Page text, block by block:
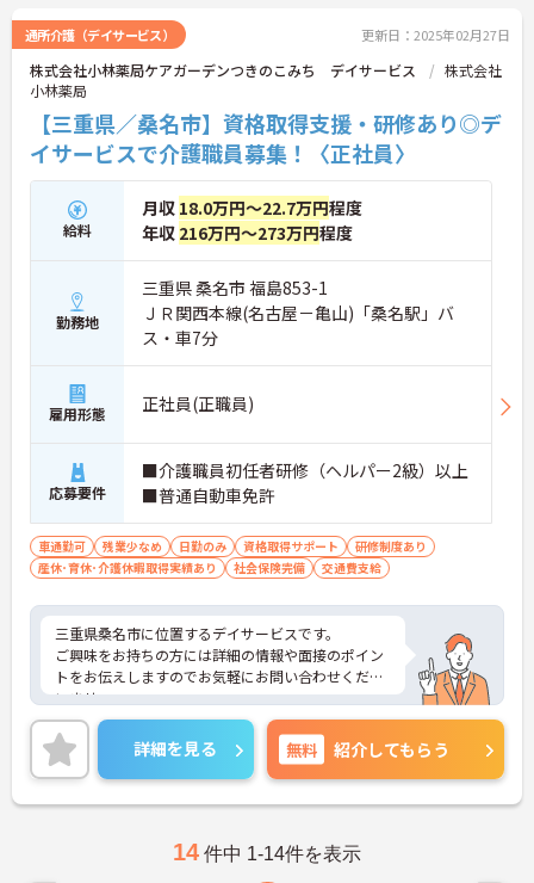
通所介護（デイサービス） 更新日：2025年02月27日
株式会社小林薬局ケアガーデンつきのこみち デイサービス
株式会社
小林薬局
【三重県／桑名市】資格取得支援・研修あり◎デ
イサービスで介護職員募集！〈正社員〉
給料
月収 18.0万円～22.7万円程度
年収 216万円～273万円程度
勤務地
三重県 桑名市 福島853-1
ＪＲ関西本線(名古屋－亀山)「桑名駅」バ
ス・車7分
雇用形態 正社員(正職員)
応募要件
■介護職員初任者研修（ヘルパー2級）以上
■普通自動車免許
車通勤可 残業少なめ 日勤のみ 資格取得サポート
研修制度あり
産休･育休･介護休暇取得実績あり
社会保険完備 交通費支給
三重県桑名市に位置するデイサービスです。
ご興味をお持ちの方には詳細の情報や面接のポイン
トをお伝えしますのでお気軽にお問い合わせくださ
いませ。
詳細を見る 無料 紹介してもらう
14 件中 1-14件を表示